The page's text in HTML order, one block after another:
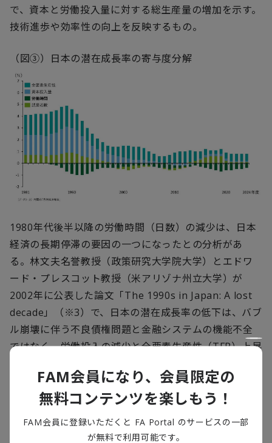
で、資本と労働投入量に対する総生産量の増加を示す。
技術進歩や効率性の向上を反映するもの。
（図③）日本の潜在成長率の寄与度分解
1980年代後半以降の労働時間（日数）の減少は、日本
経済の長期停滞の要因の一つになったとの分析があ
る。林文夫名誉教授（政策研究大学院大学）とエドワ
ード・プレスコット教授（米アリゾナ州立大学）が
2002年に公表した論文「The 1990s in Japan: A lost
decade」（※3）で、日本の潜在成長率の低下は、バブ
ル崩壊に伴う不良債権問題と金融システムの機能不全
ではなく、労働投入の減少と全要素生産性（TFP）上昇
が脚光を浴び、政策面でもいかに生産性を上げるかが
メインイシューとなってきた。
（図④）2000～2009年の潜在成長率の寄与度分解
FAM会員になり、会員限定の
無料コンテンツを楽しもう！
FAM会員に登録いただくと FA Portal のサービスの一部
が無料で利用可能です。